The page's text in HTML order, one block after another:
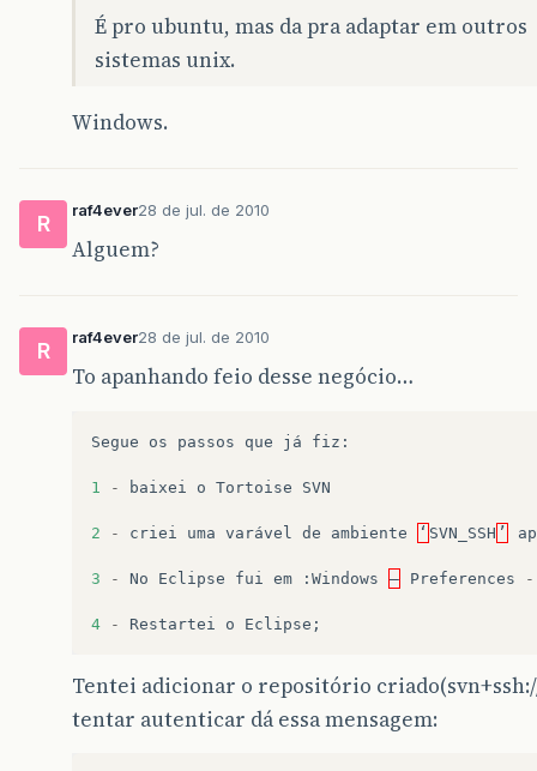
É pro ubuntu, mas da pra adaptar em outros
sistemas unix.
Windows.
R
raf4ever28 de jul. de 2010
Alguem?
R
raf4ever28 de jul. de 2010
To apanhando feio desse negócio…
Segue os passos que já fiz :
1 - baixei o Tortoise SVN
2 - criei uma varável de ambiente ‘ SVN_SSH ’
3 - No Eclipse fui em : Windows – Preferences
4 - Restartei o Eclipse ;
Tentei adicionar o repositório
tentar autenticar dá essa mensagem: